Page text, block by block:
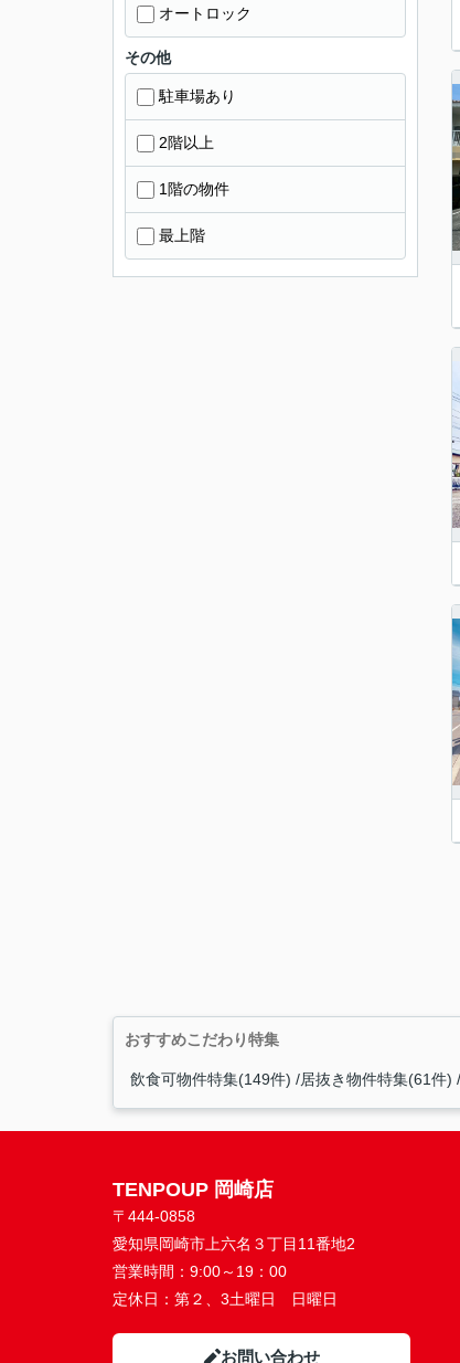
オートロック
その他
駐車場あり
2階以上
1階の物件
最上階
おすすめこだわり特集
飲食可物件特集(149件) 居抜き物件特集(61件)
TENPOUP 岡崎店
〒444-0858
愛知県岡崎市上六名３丁目11番地2
営業時間： 9:00～19：00
定休日： 第２、3土曜日 日曜日
お問い合わせ